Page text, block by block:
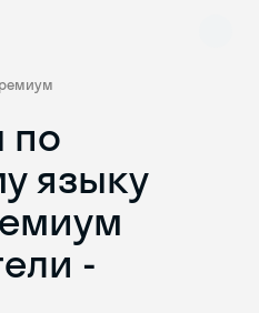
по
языку
-